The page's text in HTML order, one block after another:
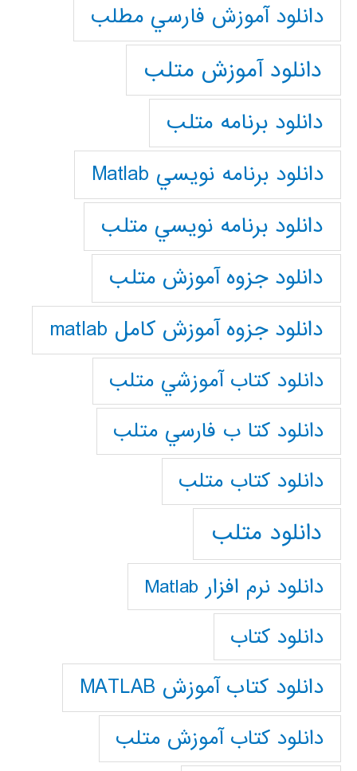
دانلود آموزش فارسي مطلب
دانلود آموزش متلب
دانلود برنامه متلب
دانلود برنامه نويسي Matlab
دانلود برنامه نويسي متلب
دانلود جزوه آموزش متلب
دانلود جزوه آموزش کامل matlab
دانلود كتاب آموزشي متلب
دانلود كتا ب فارسي متلب
دانلود كتاب متلب
دانلود متلب
دانلود نرم افزار Matlab
دانلود کتاب
دانلود کتاب آموزش MATLAB
دانلود کتاب آموزش متلب